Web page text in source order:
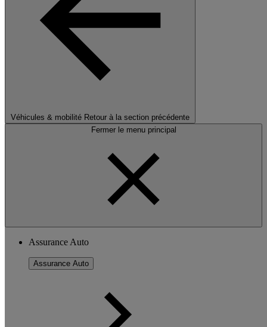
Véhicules & mobilité Retour à la section précédente
Fermer le menu principal
Assurance Auto
Assurance Auto